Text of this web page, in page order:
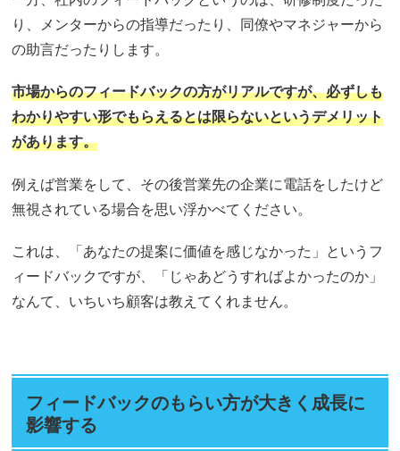
り、メンターからの指導だったり、同僚やマネジャーから
の助言だったりします。
市場からのフィードバックの方がリアルですが、必ずしも
わかりやすい形でもらえるとは限らないというデメリット
があります。
例えば営業をして、その後営業先の企業に電話をしたけど
無視されている場合を思い浮かべてください。
これは、「あなたの提案に価値を感じなかった」というフ
ィードバックですが、「じゃあどうすればよかったのか」
なんて、いちいち顧客は教えてくれません。
フィードバックのもらい方が大きく成長に
影響する